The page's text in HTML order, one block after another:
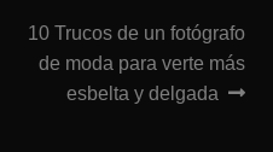
Siguiente:
10 Trucos de un fotógrafo
de moda para verte más
esbelta y delgada